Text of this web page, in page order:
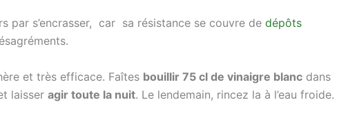
par s’encrasser, car sa résistance se couvre de dépôts
et très efficace. Faîtes bouillir 75 cl de vinaigre blanc dans
laisser agir toute la nuit. Le lendemain, rincez la à l’eau froide.